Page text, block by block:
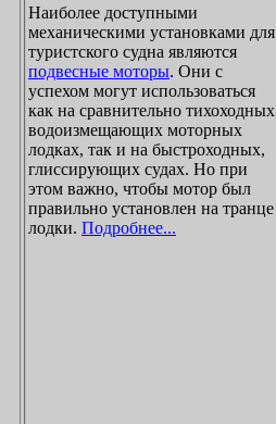
Наиболее доступными
механическими установками для
туристского судна являются
подвесные моторы. Они с
успехом могут использоваться
как на сравнительно тихоходных
водоизмещающих моторных
лодках, так и на быстроходных,
глиссирующих судах. Но при
этом важно, чтобы мотор был
правильно установлен на транце
лодки. Подробнее...